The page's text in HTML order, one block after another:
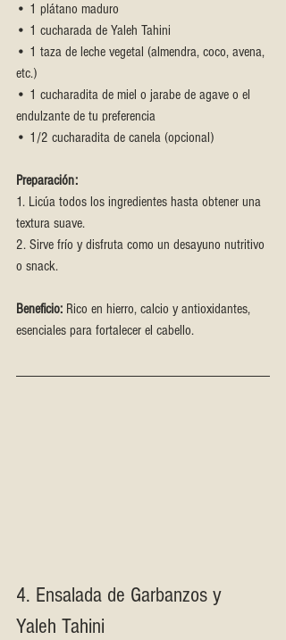
• 1 plátano maduro
• 1 cucharada de Yaleh Tahini
• 1 taza de leche vegetal (almendra, coco, avena,
etc.)
• 1 cucharadita de miel o jarabe de agave o el
endulzante de tu preferencia
• 1/2 cucharadita de canela (opcional)
Preparación:
1. Licúa todos los ingredientes hasta obtener una
textura suave.
2. Sirve frío y disfruta como un desayuno nutritivo
o snack.
Beneficio: Rico en hierro, calcio y antioxidantes,
esenciales para fortalecer el cabello.
4. Ensalada de Garbanzos y
Yaleh Tahini